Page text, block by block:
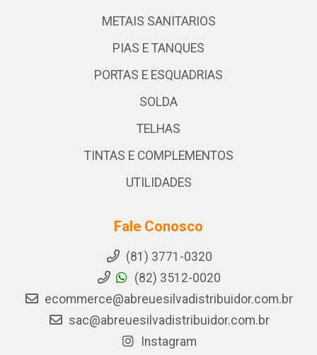
METAIS SANITARIOS
PIAS E TANQUES
PORTAS E ESQUADRIAS
SOLDA
TELHAS
TINTAS E COMPLEMENTOS
UTILIDADES
Fale Conosco
(81) 3771-0320
(82) 3512-0020
ecommerce@abreuesilvadistribuidor.com.br
sac@abreuesilvadistribuidor.com.br
Instagram